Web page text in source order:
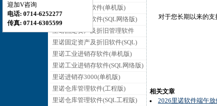
里诺采购管理软件(单机版)
里诺采购管理软件(SQL网络版)
里诺固定资产及折旧管理软件
里诺固定资产及折旧软件(SQL)
里诺工业进销存软件(单机版)
里诺工业进销存软件(SQL网络版)
里诺进销存3000(单机版)
里诺仓库管理软件(工程版)
里诺仓库管理软件(SQL工程版)
对于您长期以来的支
相关文章
2026里诺软件端午
迎加V咨询
电话: 0714-6252277
传真: 0714-6305599